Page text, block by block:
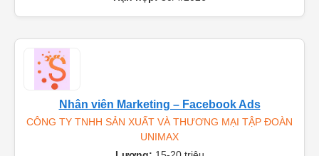
Nhân viên Marketing – Facebook Ads
CÔNG TY TNHH SẢN XUẤT VÀ THƯƠNG MẠI TẬP ĐOÀN
UNIMAX